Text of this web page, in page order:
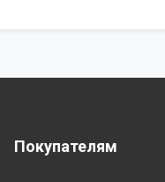
Покупателям